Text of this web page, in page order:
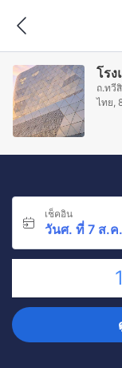
โร
ถ.ทวี
ไทย,
เช็คอิน
วันศ. ที่ 7 ส.ค.
1